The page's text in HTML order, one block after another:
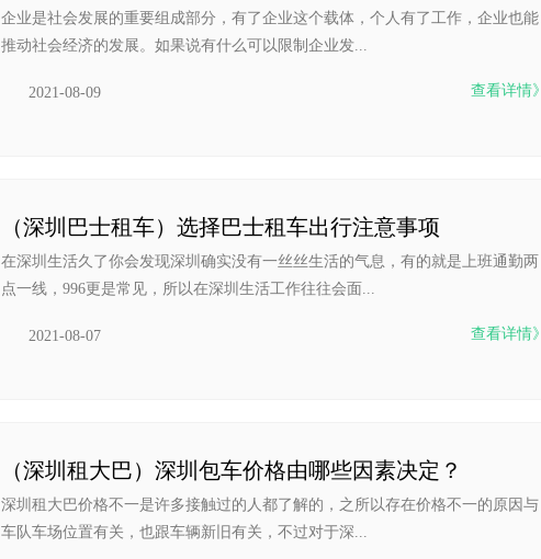
企业是社会发展的重要组成部分，有了企业这个载体，个人有了工作，企业也能
推动社会经济的发展。如果说有什么可以限制企业发...
查看详情》
2021-08-09
（深圳巴士租车）选择巴士租车出行注意事项
在深圳生活久了你会发现深圳确实没有一丝丝生活的气息，有的就是上班通勤两
点一线，996更是常见，所以在深圳生活工作往往会面...
查看详情》
2021-08-07
（深圳租大巴）深圳包车价格由哪些因素决定？
深圳租大巴价格不一是许多接触过的人都了解的，之所以存在价格不一的原因与
车队车场位置有关，也跟车辆新旧有关，不过对于深...